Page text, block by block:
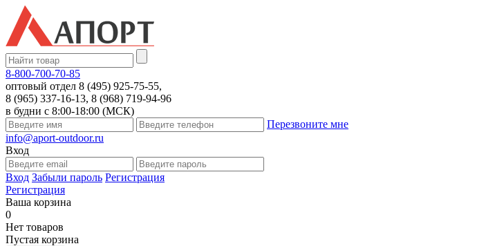
8-800-700-70-85
оптовый отдел 8 (495) 925-75-55,
8 (965) 337-16-13, 8 (968) 719-94-96
в будни с 8:00-18:00 (МСК)
Перезвоните мне
info@aport-outdoor.ru
Вход
Вход Забыли пароль Регистрация
Регистрация
Ваша корзина
0
Нет товаров
Пустая корзина